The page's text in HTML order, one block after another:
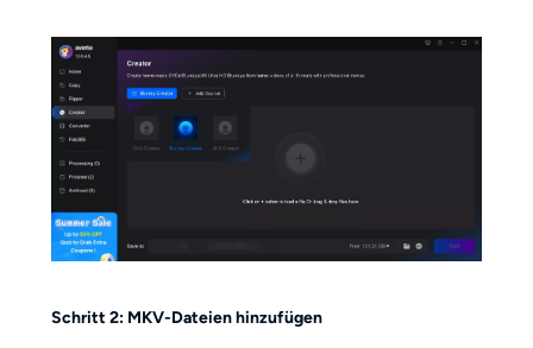
Schritt 2: MKV-Dateien hinzufügen